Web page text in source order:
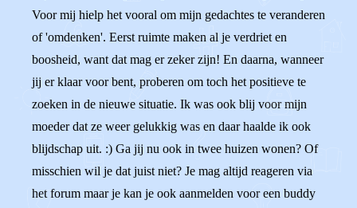
Voor mij hielp het vooral om mijn gedachtes te veranderen
of 'omdenken'. Eerst ruimte maken al je verdriet en
boosheid, want dat mag er zeker zijn! En daarna, wanneer
jij er klaar voor bent, proberen om toch het positieve te
zoeken in de nieuwe situatie. Ik was ook blij voor mijn
moeder dat ze weer gelukkig was en daar haalde ik ook
blijdschap uit. :) Ga jij nu ook in twee huizen wonen? Of
misschien wil je dat juist niet? Je mag altijd reageren via
het forum maar je kan je ook aanmelden voor een buddy